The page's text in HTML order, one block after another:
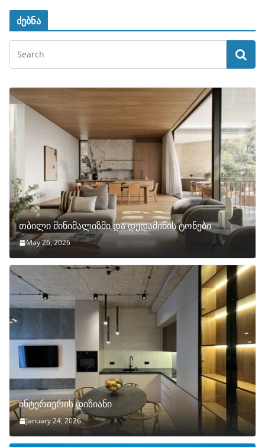
ძებნა
თბილი მინიმალიზმი და დედამიწის ტონები
May 26, 2026
ინტერიერის დიზიანი
January 24, 2026